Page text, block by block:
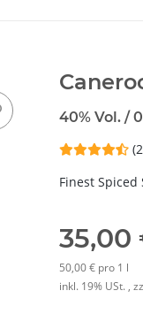
40% Vol. /
Finest Spiced
35,00
50,00 € pro 1 l
inkl. 19% USt. ,